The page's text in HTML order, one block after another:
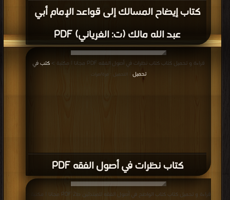
كتاب إيضاح المسالك إلى قواعد الإمام أبي
عبد الله مالك (ت: الغرياني) PDF
كتاب نظرات في أصول الفقه PDF
قراءة و تحميل كتاب كتاب نظرات في أصول الفقه PDF مجانا | مكتبة >
كتب في
تحميل
| التحميل : مرة/مرات
قراءة و تحميل كتاب كتاب الواضح في أصول الفقه للمبتدئين ط2 PDF مجانا | مكتبة >